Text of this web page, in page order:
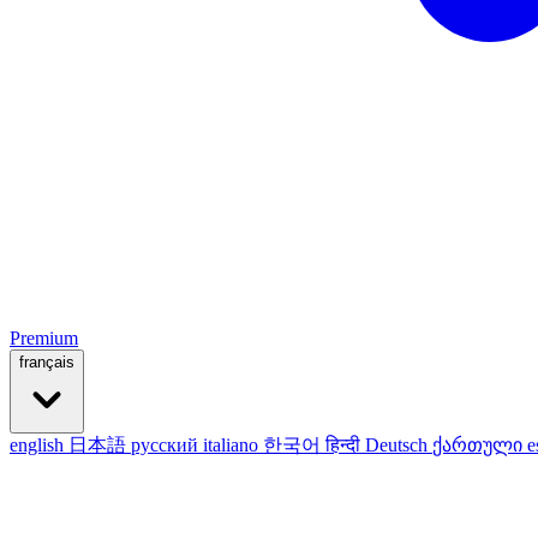
Premium
français
english 日本語 русский italiano 한국어हिन्दी Deutsch ქართული